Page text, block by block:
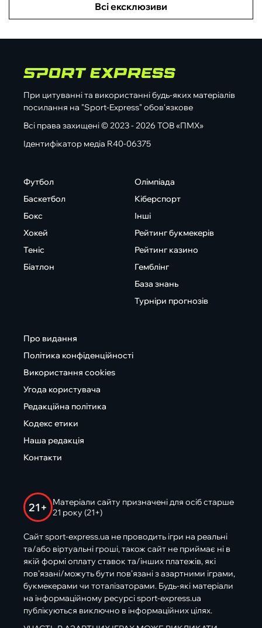
Всі ексклюзиви
При цитуванні та використанні будь-яких матеріалів
посилання на "Sport-Express" обов'язкове
Всі права захищені © 2023 - 2026 ТОВ «ПМХ»
Ідентифікатор медіа R40-06375
Футбол
Баскетбол
Бокс
Хокей
Теніс
Біатлон
Олімпіада
Кіберспорт
Інші
Рейтинг букмекерів
Рейтинг казино
Гемблінг
База знань
Турніри прогнозів
Про видання
Політика конфіденційності
Використання cookies
Угода користувача
Редакційна політика
Кодекс етики
Наша редакція
Контакти
21+
Матеріали сайту призначені для осіб старше
21 року (21+)
Сайт sport-express.ua не проводить ігри на реальні
та/або віртуальні гроші, також сайт не приймає ні в
якій формі оплату ставок та/інших платежів, які
пов’язані/можуть бути пов’язані з азартними іграми,
букмекерами чи тоталізаторами. Будь-які матеріали
на інформаційному ресурсі sport-express.ua
публікуються виключно в інформаційних цілях.